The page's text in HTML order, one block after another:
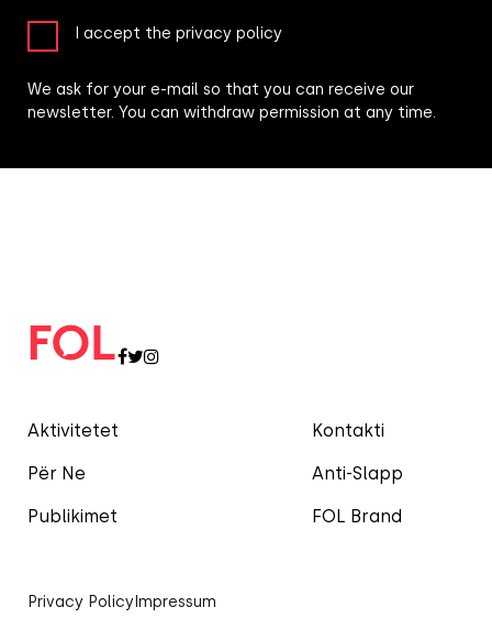
Aktivitetet
Për Ne
Publikimet
Kontakti
Anti-Slapp
FOL Brand
Privacy Policy Impressum
I accept the privacy policy
We ask for your e-mail so that you can receive our
newsletter. You can withdraw permission at any time.